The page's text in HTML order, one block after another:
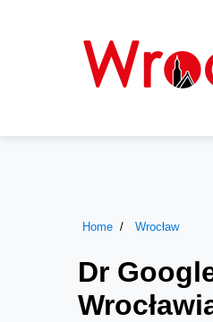
Home Wrocław
Dr